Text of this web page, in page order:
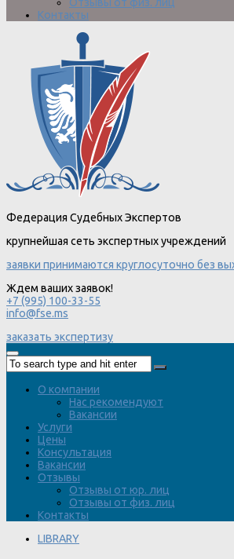
Отзывы от физ. лиц
Контакты
Федерация Судебных Экспертов
крупнейшая сеть экспертных учреждений
заявки принимаются круглосуточно без
Ждем ваших заявок!
+7 (995) 100-33-55
info@fse.ms
заказать экспертизу
О компании
Нас рекомендуют
Вакансии
Услуги
Цены
Консультация
Вакансии
Отзывы
Отзывы от юр. лиц
Отзывы от физ. лиц
Контакты
LIBRARY